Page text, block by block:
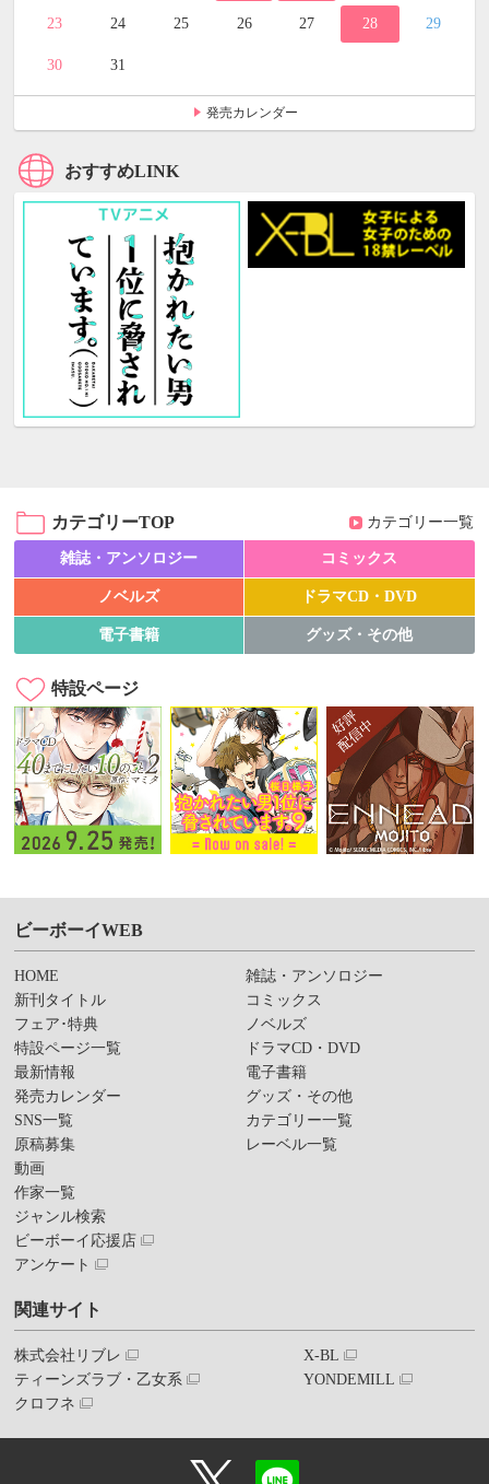
23 24 25 26 27 28 29
30 31
発売カレンダー
おすすめLINK
カテゴリーTOP カテゴリー一覧
雑誌・アンソロジー コミックス
ノベルズ ドラマCD・DVD
電子書籍 グッズ・その他
特設ページ
ビーボーイWEB
HOME
新刊タイトル
フェア･特典
特設ページ一覧
最新情報
発売カレンダー
SNS一覧
原稿募集
動画
作家一覧
ジャンル検索
ビーボーイ応援店
アンケート
雑誌・アンソロジー
コミックス
ノベルズ
ドラマCD・DVD
電子書籍
グッズ・その他
カテゴリー一覧
レーベル一覧
関連サイト
株式会社リブレ
ティーンズラブ・乙女系
クロフネ
X-BL
YONDEMILL